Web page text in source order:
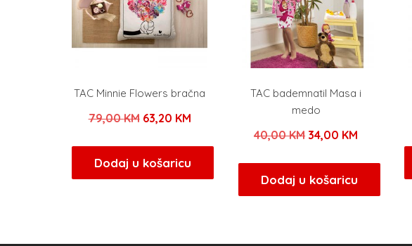
TAC Minnie Flowers bračna
79,00KM Izvorna
bila
je:
63,20 KMTrenutna
je:
63,20 KM.
Dodaj u košaricu
TAC bademnatil Masa i
medo
40,00KM Izvorna
bila
je:
34,00 KM
34,00 KM.
Dodaj u košaricu